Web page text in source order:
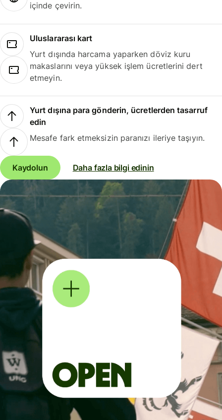
içinde çevirin.
Uluslararası kart
Yurt dışında harcama yaparken döviz kuru
makaslarını veya yüksek işlem ücretlerini dert
etmeyin.
Yurt dışına para gönderin, ücretlerden tasarruf
edin
Mesafe fark etmeksizin paranızı ileriye taşıyın.
Kaydolun Daha fazla bilgi edinin